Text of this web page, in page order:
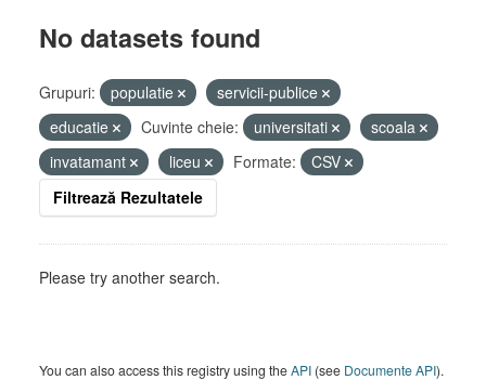
No datasets found
Grupuri: populatie
servicii-publice
educatie
Cuvinte cheie: universitati
scoala
invatamant
liceu Formate:
CSV
Filtrează Rezultatele
Please try another search.
You can also access this registry using theAPI (see Documente API).